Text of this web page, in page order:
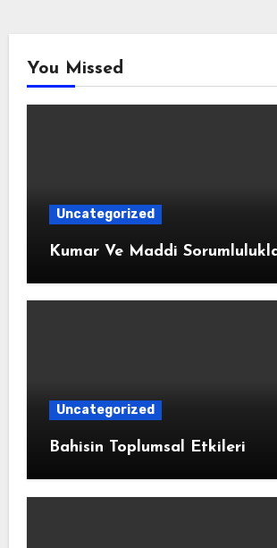
You Missed
Uncategorized
Kumar Ve Maddi
Uncategorized
Bahisin Toplumsal Etkileri